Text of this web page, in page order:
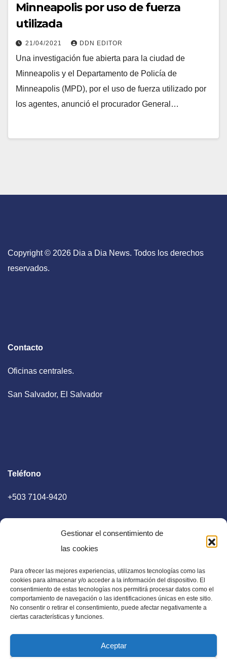
Gestionar el consentimiento de
las cookies
Para ofrecer las mejores experiencias, utilizamos tecnologías como las
cookies para almacenar y/o acceder a la información del dispositivo. El
consentimiento de estas tecnologías nos permitirá procesar datos como el
comportamiento de navegación o las identificaciones únicas en este sitio.
No consentir o retirar el consentimiento, puede afectar negativamente a
ciertas características y funciones.
Aceptar
Minneapolis por uso de fuerza
utilizada
21/04/2021 DDN EDITOR
Una investigación fue abierta para la ciudad de
Minneapolis y el Departamento de Policía de
Minneapolis (MPD), por el uso de fuerza utilizado por
los agentes, anunció el procurador General…
Copyright © 2026 Dia a Dia News. Todos los derechos
reservados.
Contacto
Oficinas centrales.
San Salvador, El Salvador
Teléfono
+503 7104-9420
E-mail
diaadia.redaccion@gmail.com